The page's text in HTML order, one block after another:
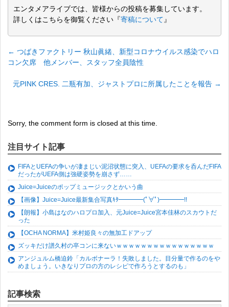
エンタメアライブでは、皆様からの投稿を募集しています。
詳しくはこちらを御覧ください『寄稿について 』
← つばきファクトリー 秋山眞緒、新型コロナウイルス感染でハロ
コン欠席 他メンバー、スタッフ全員陰性
元PINK CRES. 二瓶有加、ジャストプロに所属したことを報告 →
Sorry, the comment form is closed at this time.
注目サイト記事
FIFAとUEFAの争いが凄まじい泥沼状態に突入、UEFAの要求を呑んだFIFA
だったがUEFA側は強硬姿勢を崩さず……
Juice=Juiceのポップミュージックとかいう曲
【画像】Juice=Juice最新集合写真ｷﾀ━━━━(ﾟ∀ﾟ)━━━━!!
【朗報】小島はなのハロプロ加入、元Juice=Juice宮本佳林のスカウトだ
った
【OCHA NORMA】米村姫良々の無加工ドアップ
ズッキだけ譜久村の卒コンに来ないｗｗｗｗｗｗｗｗｗｗｗｗｗｗｗｗ
アンジュルム橋迫鈴「カルボナーラ！失敗しました。目分量で作るのをや
めましょう。いきなりプロの方のレシピで作ろうとするのも」
記事検索